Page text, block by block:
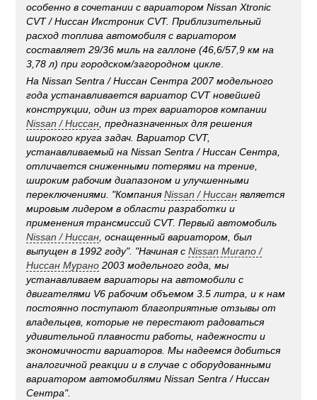
особенно в сочетании с вариаторомNissan Xtronic
CVT/Ниссан Икстроник CVT. Приблизительный
расход топлива автомобиля с вариатором
составляет 29/36 миль на галлоне (46,6/57,9 км на
3,78 л) при городском/загородном цикле
НаNissan Sentra /Ниссан Сентра 2007 модельного
года устанавливается вариатор CVT новейшей
конструкции, один из трех вариаторов компании
Nissan /Ниссан , предназначенных для решения
широкого круга задач. Вариатор CVT,
устанавливаемый наNissan Sentra /Ниссан Сентра
отличается сниженными потерями на трение,
широким рабочим диапазоном и улучшенными
переключениями. "КомпанияNissan /Ниссан является
мировым лидером в области разработки и
применения трансмиссий CVT. Первый автомобиль
Nissan /Ниссан , оснащенный вариатором, был
выпущен в 1992 году". "Начиная сNissan Murano /
Ниссан Мурано 2003 модельного года, мы
устанавливаем вариаторы на автомобили с
двигателями V6 рабочим объемом 3.5 литра, и к нам
постоянно поступают благоприятные отзывы от
владельцев, которые не перестают радоваться
удивительной плавности работы, надежности и
экономичности вариаторов. Мы надеемся добиться
аналогичной реакции и в случае с оборудованными
вариатором автомобилямиNissan Sentra /Ниссан
Сентра".